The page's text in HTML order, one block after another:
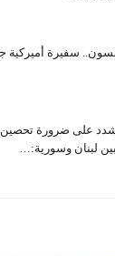
سفيرة أميركية
على ضرورة تحصين
بين لبنان وسورية:…